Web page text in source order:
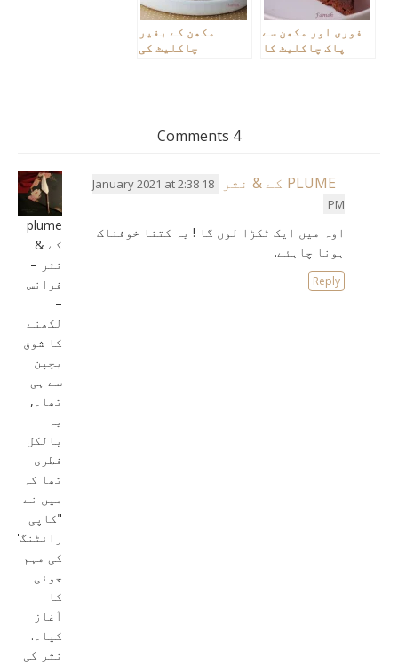
فوری اور مکھن سے
پاک چاکلیٹ کا
مکھن کے بغیر
چاکلیٹ کی
4 Comments
plume
کے &
نثر –
فرانس
–
لکھنے
کا شوق
بچپن
سے ہی
تھا۔,
یہ
بالکل
فطری
تھا کہ
میں نے
"کاپی
رائٹنگ"
کی مہم
جوئی
کا
آغاز
کیا۔.
نثر کی
PLUME کے & نثر
18 January 2021 at 2:38
PM
اوہ میں ایک ٹکڑا لوں گا ! یہ کتنا خوفناک
ہونا چاہئے.
Reply